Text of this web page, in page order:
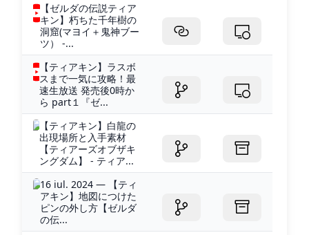
【ゼルダの伝説ティア
キン】朽ちた千年樹の
洞窟(マヨイ＋鬼神ブー
ツ） -...
【ティアキン】ラスボ
スまで一気に攻略！最
速生放送 発売後0時か
ら part１『ゼ...
【ティアキン】白龍の
出現場所と入手素材
【ティアーズオブザキ
ングダム】 - ティア...
16 iul. 2024 — 【ティ
アキン】地図につけた
ピンの外し方【ゼルダ
の伝...